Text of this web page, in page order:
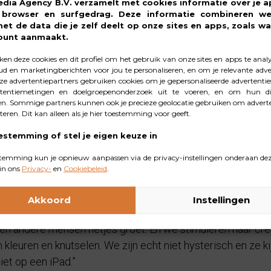
Agency B.V. verzamelt met cookies informatie over je
en surfgedrag. Deze informatie combineren
de data die je zelf deelt op onze sites en apps, zoals
aanmaakt.
deze cookies en dit profiel om het gebruik van onze sites en apps te
en marketingberichten voor jou te personaliseren, en om je relevante
advertentiepartners gebruiken cookies om je gepersonaliseerde
en doelgroepenonderzoek uit te voeren, en om hun
Sommige partners kunnen ook je precieze geolocatie gebruiken om
Dit kan alleen als je hier toestemming voor geeft.
of stel je eigen keuze in
kun je opnieuw aanpassen via de privacy-instellingen onderaan
ons Privacy- en Cookiebeleid
Akkoord Instellingen
“De eerste twee jaar waren echt dramatisch. Ze
een slaapcoach tot onderzoek in het ziekenhuis. Elke
jaar werd Loua iedere drie
dat ze nu in ieder geval niet meer elke drie kwartier
heeft meegemaakt, heeft ze nachtmerries en moet ze
dromen. Een oppas laten komen vinden we
niet vaak met zijn tweeën de deur uit. Gelukkig is net
“Genieten van de kleine dingen: een wandeling
andere mensen netjes groet. En we stimuleren haar
kleuren en knutselen. We zijn echt niet hysterisch en ze
op een iPad.”